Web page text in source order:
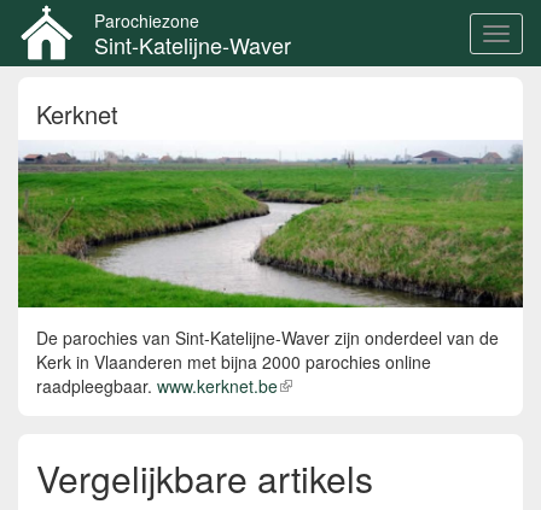
naar
de
inhoud
gaan
Parochiezone
Sint-Katelijne-Waver
Kerknet
De parochies van Sint-Katelijne-Waver zijn onderdeel van de
Kerk in Vlaanderen met bijna 2000 parochies online
raadpleegbaar. www.kerknet.be(externe
Vergelijkbare artikels